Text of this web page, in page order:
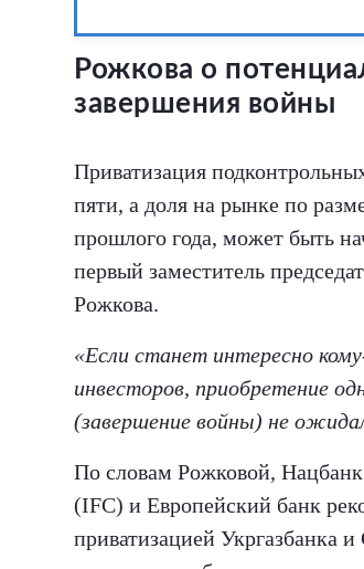
Рожкова о
завершения войны
Приватизация
пяти, а доля на рынке по
прошлого года, может быть
первый заместитель
Рожкова.
«Если станет интересно
инвесторов, приобретение
(завершение войны) не
По словам Рожковой,
(IFC) и Европейский банк
приватизацией Укргазбанка